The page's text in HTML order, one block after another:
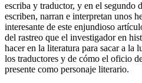
escriba y traductor, y en el segundo
escriben, narran e interpretan unos
interesante de este enjundioso
del rastreo que el investigador en
hacer en la literatura para sacar a la
los traductores y de cómo el oficio
presente como personaje literario.